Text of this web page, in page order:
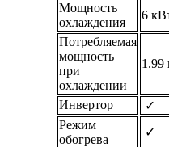
Мощность
охлаждения
6
Потребляемая
мощность
при
охлаждении
1.99
Инвертор
✓
Режим
обогрева
✓